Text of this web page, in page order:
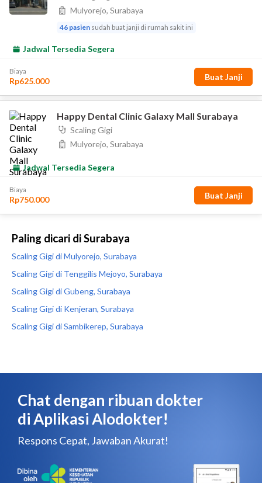
Paling dicari di Surabaya
Scaling Gigi di Mulyorejo, Surabaya
Scaling Gigi di Tenggilis Mejoyo, Surabaya
Scaling Gigi di Gubeng, Surabaya
Scaling Gigi di Kenjeran, Surabaya
Scaling Gigi di Sambikerep, Surabaya